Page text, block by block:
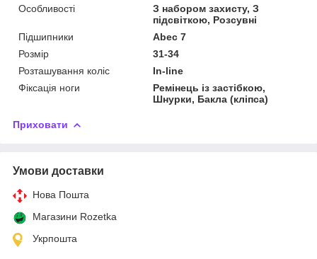
Особливості
З набором захисту, З
підсвіткою, Розсувні
Підшипники
Abec 7
Розмір
31-34
Розташування коліс
In-line
Фіксація ноги
Ремінець із застібкою,
Шнурки, Бакла (кліпса)
Приховати
Умови доставки
Нова Пошта
Магазини Rozetka
Укрпошта